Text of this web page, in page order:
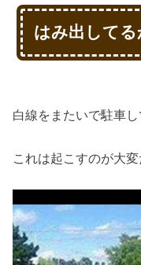
はみ出して
白線をまたいで駐車し
これは起こすのが大変